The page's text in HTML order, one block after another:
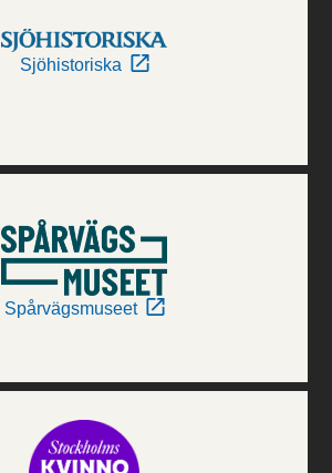
Sjöhistoriska
Spårvägsmuseet